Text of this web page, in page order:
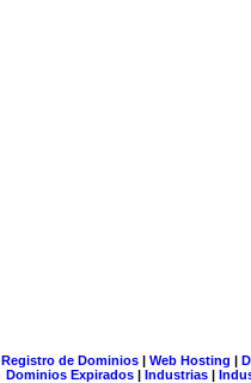
Registro de Dominios| Web Hosting |
Dominios Expirados | Industrias |